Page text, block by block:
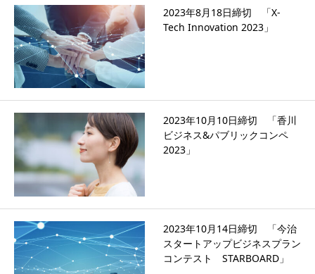
2023年8月18日締切 「X-
Tech Innovation 2023」
2023年10月10日締切 「香川
ビジネス&パブリックコンペ
2023」
2023年10月14日締切 「今治
スタートアップビジネスプラン
コンテスト STARBOARD」